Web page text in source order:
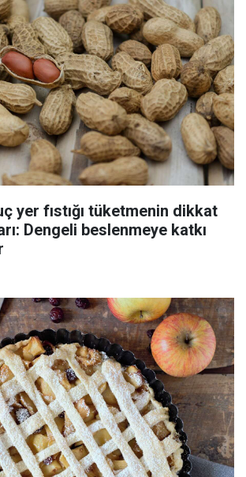
yer fıstığı tüketmenin dikkat
Dengeli beslenmeye katkı